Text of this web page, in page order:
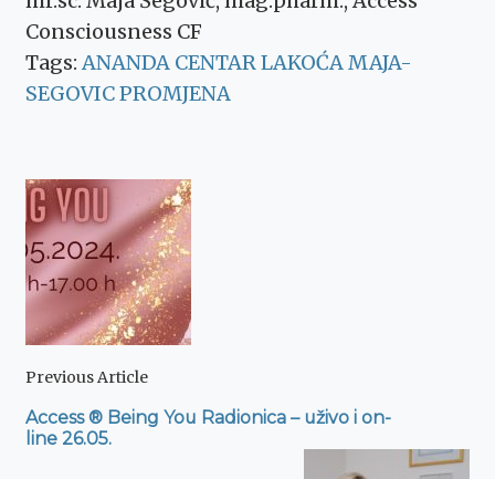
Consciousness CF
Tags: ANANDA CENTARLAKOĆAMAJA-
SEGOVICPROMJENA
Post
Navigation
Previous Article
Access ® Being You Radionica – uživo i on-
line 26.05.